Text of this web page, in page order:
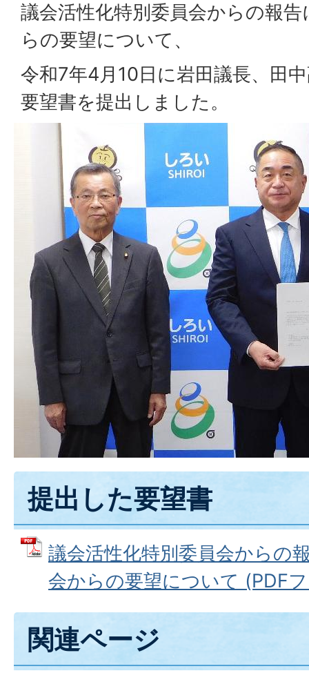
議会活性化特別委員会からの報
らの要望について、
令和7年4月10日に岩田議長、田
要望書を提出しました。
提出した要望書
議会活性化特別委員会からの
会からの要望について (PDF
関連ページ